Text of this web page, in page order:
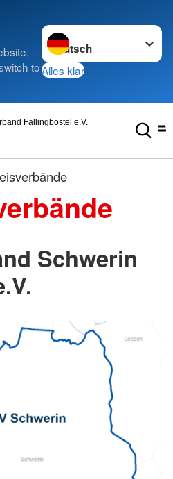
to
Sprache wechseln zu
Alles klar
Fallingbostel e.V.
Schwerin